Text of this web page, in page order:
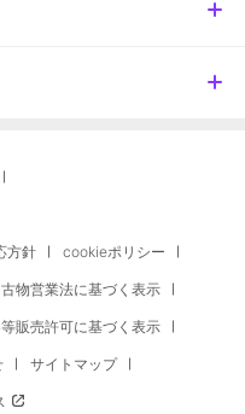
方針 cookieポリシー
古物営業法に基づく表示
販売許可に基づく表示
サイトマップ